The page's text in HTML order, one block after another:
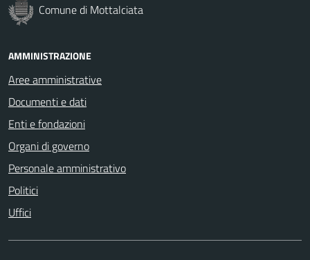
Comune di Mottalciata
AMMINISTRAZIONE
Aree amministrative
Documenti e dati
Enti e fondazioni
Organi di governo
Personale amministrativo
Politici
Uffici